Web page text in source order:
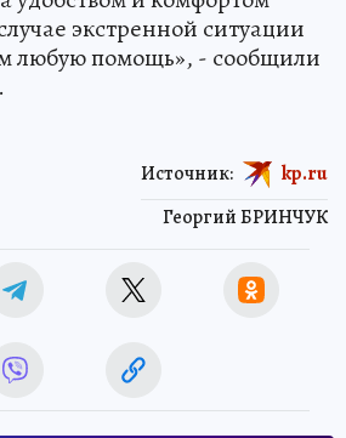
экстренной ситуации
любую помощь», - сообщили
Георгий БРИНЧУК
Источник: kp.ru